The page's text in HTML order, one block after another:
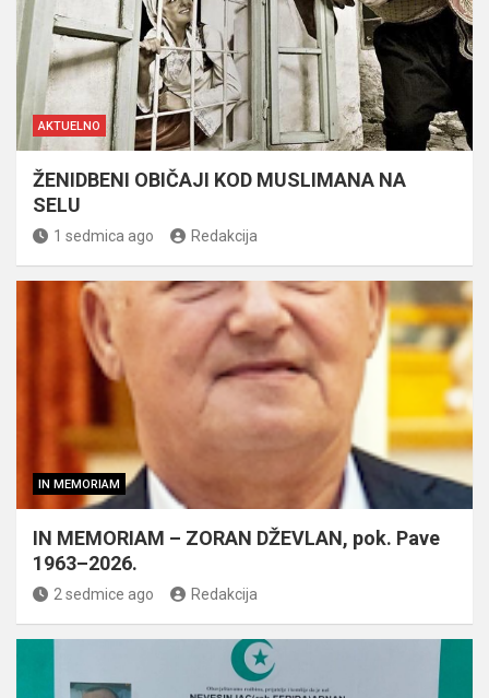
AKTUELNO
ŽENIDBENI OBIČAJI KOD MUSLIMANA NA
SELU
1 sedmica ago Redakcija
IN MEMORIAM
IN MEMORIAM – ZORAN DŽEVLAN, pok. Pave
1963–2026.
2 sedmice ago Redakcija